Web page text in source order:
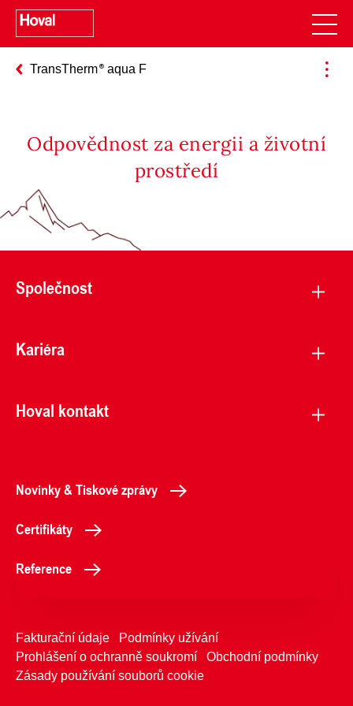
TransTherm aqua F
Odpovědnost za energii a životní
prostředí
Společnost
Kariéra
Hoval kontakt
Novinky & Tiskové zprávy
Certifikáty
Reference
Fakturační údaje
Podmínky užívání
Prohlášení o ochranně soukromí
Obchodní podmínky
Zásady používání souborů cookie